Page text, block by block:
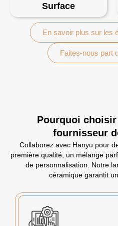
Surface
En savoir plus sur les
Faites-nous part
Pourquoi
fournisseur
Collaborez avec Hanyu pour
première qualité, un mélange
de personnalisation. Notre
céramique garantit